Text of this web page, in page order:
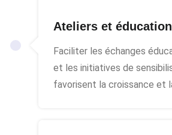
Ateliers et éducation
Faciliter les échanges
et les initiatives de
favorisent la croissance et